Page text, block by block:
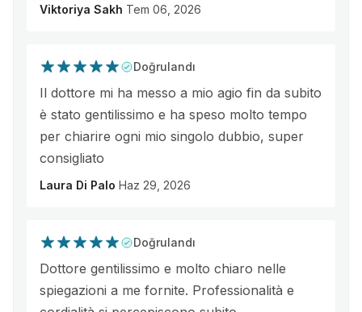
Viktoriya Sakh Tem 06, 2026
Doğrulandı
Il dottore mi ha messo a mio agio fin da subito
è stato gentilissimo e ha speso molto tempo
per chiarire ogni mio singolo dubbio, super
consigliato
Laura Di Palo Haz 29, 2026
Doğrulandı
Dottore gentilissimo e molto chiaro nelle
spiegazioni a me fornite. Professionalità e